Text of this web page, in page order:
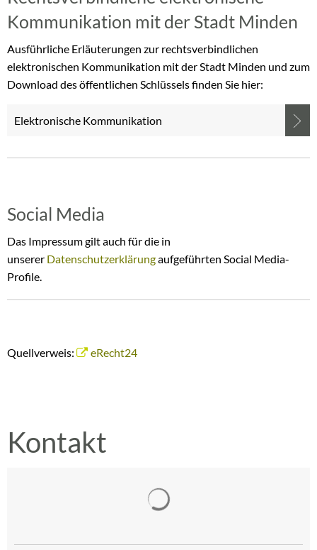
Kommunikation mit der Stadt Minden
Ausführliche Erläuterungen zur rechtsverbindlichen
elektronischen Kommunikation mit der Stadt Minden und zum
Download des öffentlichen Schlüssels finden Sie hier:
Elektronische Kommunikation
Social Media
Das Impressum gilt auch für die in
unserer Datenschutzerklärungaufgeführten Social Media-
Profile.
Quellverweis: eRecht24
Kontakt